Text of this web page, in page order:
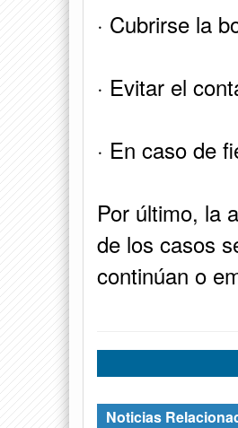
· Cubrirse la
· Evitar el
· En caso de
Por último, la
de los casos
continúan o
Noticias